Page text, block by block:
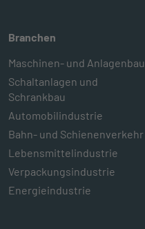
Branchen
Maschinen- und Anlagenbau
Schaltanlagen und
Schrankbau
Automobilindustrie
Bahn- und Schienenverkehr
Lebensmittelindustrie
Verpackungsindustrie
Energieindustrie